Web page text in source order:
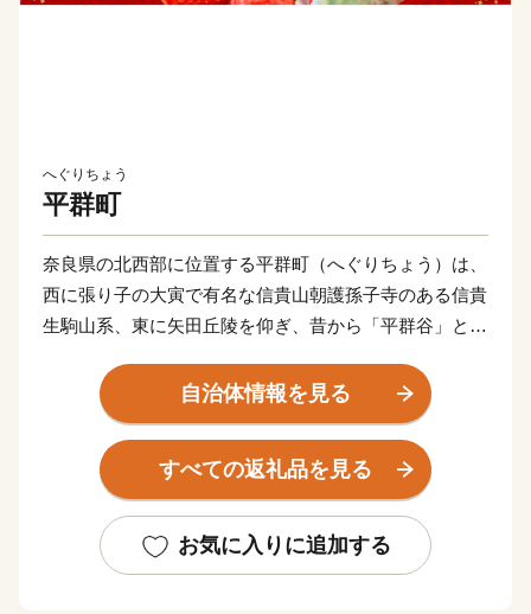
へぐりちょう
平群町
奈良県の北西部に位置する平群町（へぐりちょう）は、
西に張り子の大寅で有名な信貴山朝護孫子寺のある信貴
生駒山系、東に矢田丘陵を仰ぎ、昔から「平群谷」と呼
奈良県の「街の幸福度ランキング」では２年連続２位に
も選ばれた平群町は、小菊・いちご・ぶどう・バラを基
幹産業とし、ブランドいちご「古都華(ことか)」は県内
ています。
自治体情報を見る
すべての返礼品を見る
お気に入りに追加する